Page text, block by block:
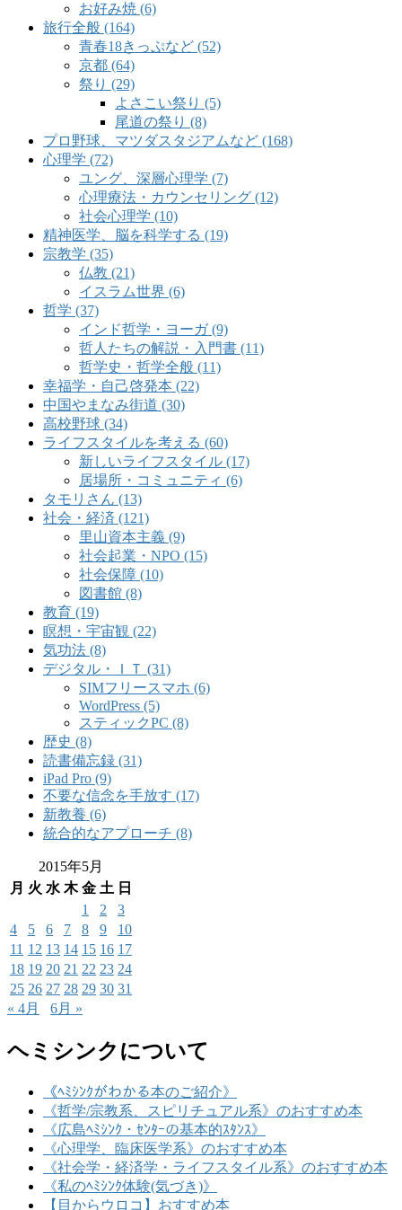
お好み焼 (6)
旅行全般 (164)
青春18きっぷなど (52)
京都 (64)
祭り (29)
よさこい祭り (5)
尾道の祭り (8)
プロ野球、マツダスタジアムなど (168)
心理学 (72)
ユング、深層心理学 (7)
心理療法・カウンセリング (12)
社会心理学 (10)
精神医学、脳を科学する (19)
宗教学 (35)
仏教 (21)
イスラム世界 (6)
哲学 (37)
インド哲学・ヨーガ (9)
哲人たちの解説・入門書 (11)
哲学史・哲学全般 (11)
幸福学・自己啓発本 (22)
中国やまなみ街道 (30)
高校野球 (34)
ライフスタイルを考える (60)
新しいライフスタイル (17)
居場所・コミュニティ (6)
タモリさん (13)
社会・経済 (121)
里山資本主義 (9)
社会起業・NPO (15)
社会保障 (10)
図書館 (8)
教育 (19)
瞑想・宇宙観 (22)
気功法 (8)
デジタル・ＩＴ (31)
SIMフリースマホ (6)
WordPress (5)
スティックPC (8)
歴史 (8)
読書備忘録 (31)
iPad Pro (9)
不要な信念を手放す (17)
新教養 (6)
統合的なアプローチ (8)
2015年5月
月 火 水 木 金 土 日
1
2
3
4
5 6 7 8 9
10
11 12 13 14 15 16 17
18 19 20 21 22 23 24
25 26 27 28 29 30 31
« 4月
6月 »
ヘミシンクについて
《ﾍﾐｼﾝｸがわかる本のご紹介》
《哲学/宗教系、スピリチュアル系》のおすすめ本
《広島ﾍﾐｼﾝｸ・ｾﾝﾀｰの基本的ｽﾀﾝｽ》
《心理学、臨床医学系》のおすすめ本
《社会学・経済学・ライフスタイル系》のおすすめ本
《私のﾍﾐｼﾝｸ体験(気づき)》
【目からウロコ】おすすめ本